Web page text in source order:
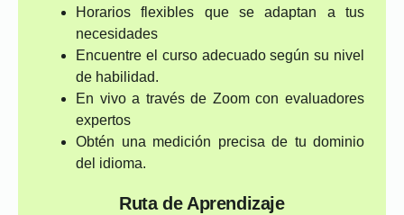
Horarios flexibles que se adaptan a tus
necesidades
Encuentre el curso adecuado según su nivel
de habilidad.
En vivo a través de Zoom con evaluadores
expertos
Obtén una medición precisa de tu dominio
del idioma.
Ruta de Aprendizaje